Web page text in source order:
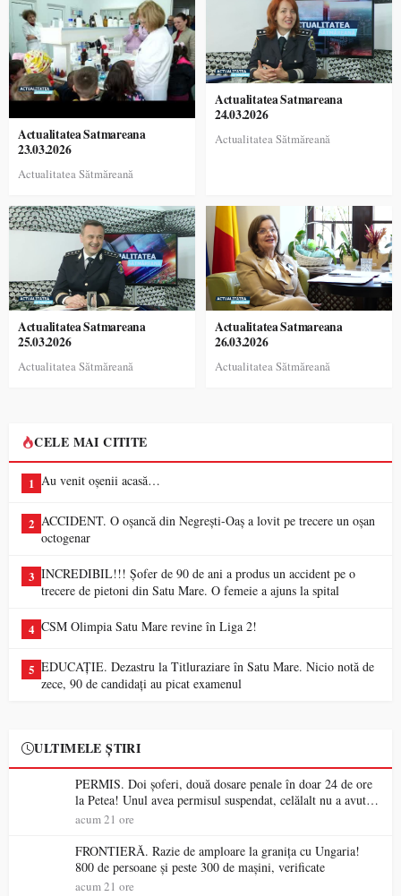
Actualitatea Satmareana
23.03.2026
Actualitatea Sătmăreană
Actualitatea Satmareana
24.03.2026
Actualitatea Sătmăreană
Actualitatea Satmareana
25.03.2026
Actualitatea Sătmăreană
Actualitatea Satmareana
26.03.2026
Actualitatea Sătmăreană
CELE MAI CITITE
1 Au venit oșenii acasă…
2 ACCIDENT. O oșancă din Negrești-Oaș a lovit pe trecere un oșan
octogenar
3 INCREDIBIL!!! Șofer de 90 de ani a produs un accident pe o
trecere de pietoni din Satu Mare. O femeie a ajuns la spital
4 CSM Olimpia Satu Mare revine în Liga 2!
5 EDUCAȚIE. Dezastru la Titluraziare în Satu Mare. Nicio notă de
zece, 90 de candidați au picat examenul
ULTIMELE ȘTIRI
PERMIS. Doi șoferi, două dosare penale în doar 24 de ore
la Petea! Unul avea permisul suspendat, celălalt nu a avut
niciodată permis
acum 21 ore
FRONTIERĂ. Razie de amploare la granița cu Ungaria!
800 de persoane și peste 300 de mașini, verificate
acum 21 ore